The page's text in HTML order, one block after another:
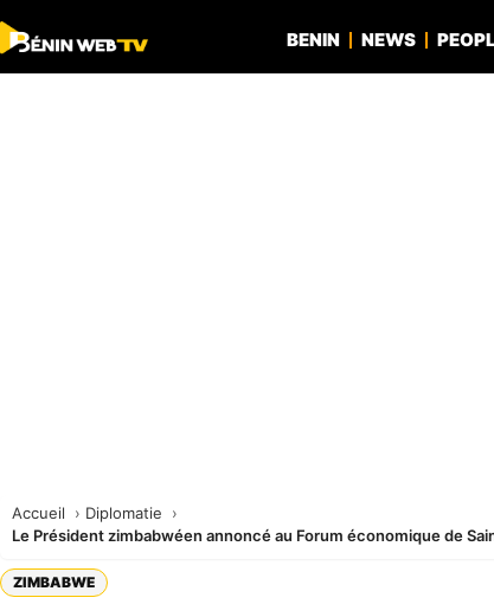
BENIN NEWS
Accueil
Diplomatie
Le Président zimbabwéen annoncé au Forum économique de
ZIMBABWE